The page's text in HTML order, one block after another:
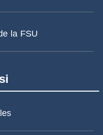
la FSU